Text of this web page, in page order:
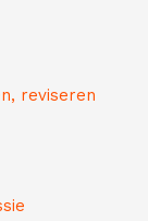
reviseren